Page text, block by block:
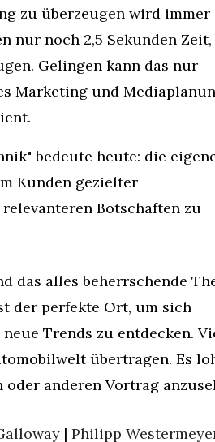
zu überzeugen wird immer
nur noch 2,5 Sekunden Zeit,
Gelingen kann das nur
Marketing und
bedeute heute: die
Kunden gezielter
Botschaften zu
das alles beherrschende
der perfekte Ort, um sich
Trends zu entdecken.
übertragen. Es
anderen Vortrag
| Philipp